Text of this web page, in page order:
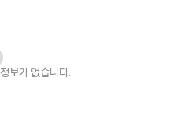
정보가 없습니다.